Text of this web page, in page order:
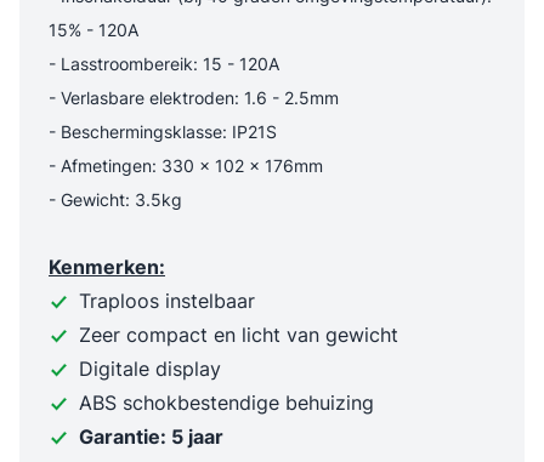
15% - 120A
- Lasstroombereik: 15 - 120A
- Verlasbare elektroden: 1.6 - 2.5mm
- Beschermingsklasse: IP21S
- Afmetingen: 330 x 102 x 176mm
- Gewicht: 3.5kg
Kenmerken:
Traploos instelbaar
Zeer compact en licht van gewicht
Digitale display
ABS schokbestendige behuizing
Garantie: 5 jaar